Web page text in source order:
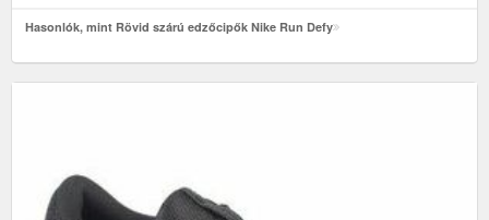
Hasonlók, mint Rövid szárú edzőcipők Nike Run Defy